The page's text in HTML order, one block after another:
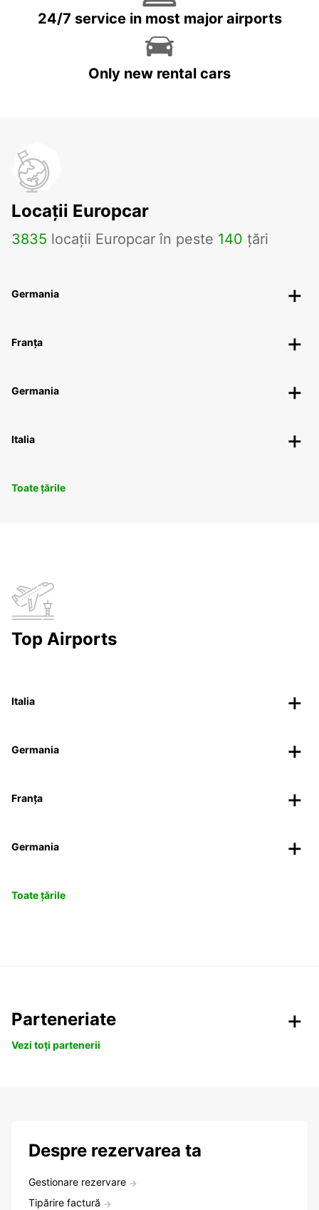
24/7 service in most major airports
Only new rental cars
Locații Europcar
3835 locații Europcar în peste 140 țări
Germania
Franța
Germania
Italia
Toate țările
Top Airports
Italia
Germania
Franța
Germania
Toate țările
Parteneriate
Vezi toți partenerii
Despre rezervarea ta
Gestionare rezervare
Tipărire factură